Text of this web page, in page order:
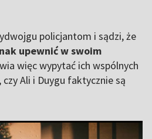
policjantom i sądzi, że
upewnić w swoim
więc wypytać ich wspólnych
Ali i Duygu faktycznie są